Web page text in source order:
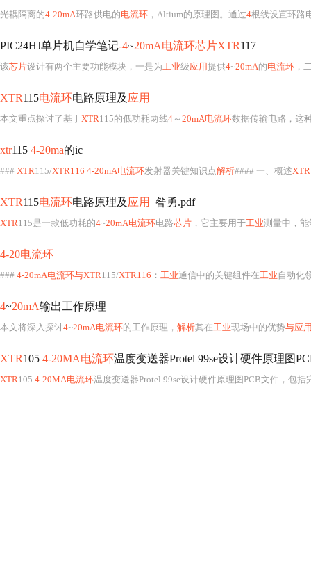
光耦隔离的4-20mA环路供电的电流环 ，Altium的原理图。通过4根线设置环路
PIC24HJ单片机自学笔记-4~20mA电流环芯片XTR117
该芯片设计有两个主要功能模块，一是为工业级应用提供4~20mA的电流环 ，
XTR115电流环电路原理及 应用
本文重点探讨了基于XTR115的低功耗两线4 ～ 20mA电流环数据传输电路，这
xtr115 4-20ma的ic
### XTR115/XTR116 4-20mA电流环发射器关键知识点解析#### 一、概述XTR
XTR115电流环电路原理及 应用 _昝勇.pdf
XTR115是一款低功耗的4~20mA电流环电路芯片 ，它主要用于工业测量中，能够
4-20电流环
### 4-20mA电流环与XTR115/XTR116 ： 工业通信中的关键组件在工业 自动化
4~20mA输出工作原理
本文将深入探讨4~20mA电流环的工作原理， 解析其在工业现场中的优势与应
XTR105 4-20MA电流环温度变送器Protel 99se设计硬件原理图
XTR105 4-20MA电流环温度变送器Protel 99se设计硬件原理图PCB文件，包括完整的原理图PCB文件,板子